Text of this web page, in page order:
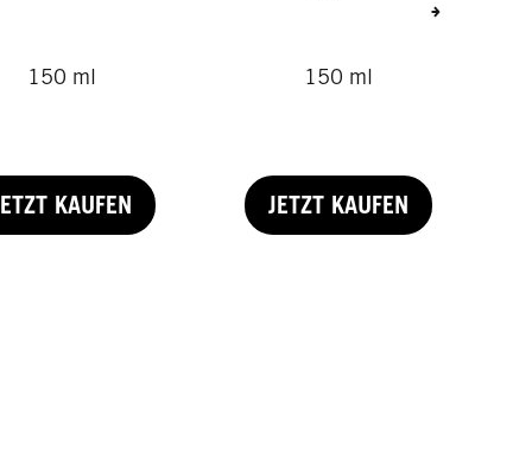
150 ml
KAUFEN
150 ml
JETZT KAUFEN